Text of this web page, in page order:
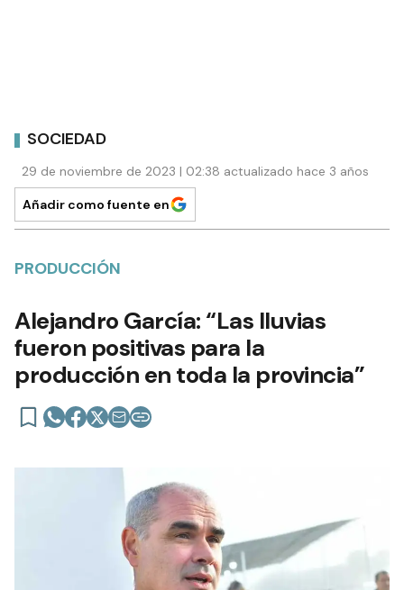
SOCIEDAD
29 de noviembre de 2023 | 02:38 actualizado hace 3 años
Añadir como fuente en
PRODUCCIÓN
Alejandro García: “Las lluvias
fueron positivas para la
producción en toda la provincia”